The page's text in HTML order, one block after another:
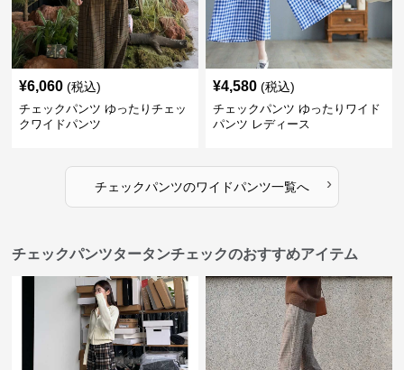
¥6,060 (税込)
チェックパンツ ゆったりチェッ
クワイドパンツ
¥4,580 (税込)
チェックパンツ ゆったりワイド
パンツ レディース
チェックパンツのワイドパンツ一覧へ ›
チェックパンツタータンチェックのおすすめアイテム